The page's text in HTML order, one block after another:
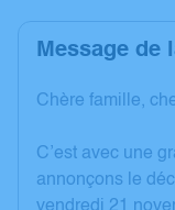
Message de
Chère famille,
C’est avec une
annonçons le